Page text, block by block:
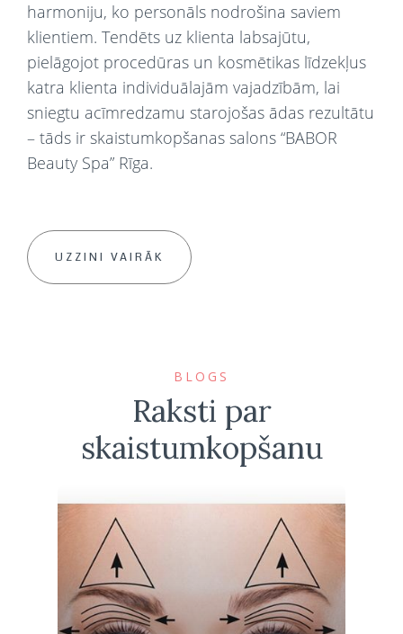
harmoniju, ko personāls nodrošina saviem
klientiem. Tendēts uz klienta labsajūtu,
pielāgojot procedūras un kosmētikas līdzekļus
katra klienta individuālajām vajadzībām, lai
sniegtu acīmredzamu starojošas ādas rezultātu
– tāds ir skaistumkopšanas salons “BABOR
Beauty Spa” Rīga.
UZZINI VAIRĀK
BLOGS
Raksti par
skaistumkopšanu